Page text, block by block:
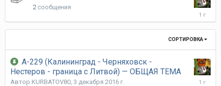
2 сообщения
18
мая
2025
г.
СОРТИРОВКА
А-229 (Калининград - Черняховск -
Нестеров - граница с Литвой) — ОБЩАЯ ТЕМА
Автор KURBATOV80, 3 декабря 2016 г.
10